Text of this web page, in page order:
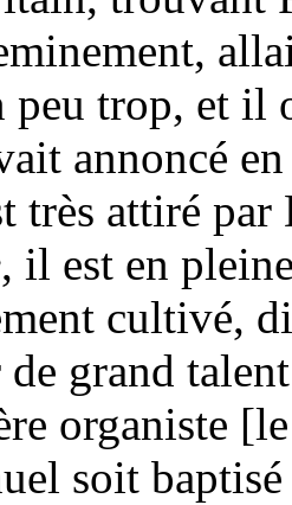
peu trop, et il
annoncé
très attiré
, il est en
cultivé,
grand
organiste
soit baptisé